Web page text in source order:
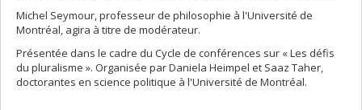
Michel Seymour, professeur de philosophie à l'Université de
Montréal, agira à titre de modérateur.
Présentée dans le cadre du Cycle de conférences sur « Les défis
du pluralisme ». Organisée par Daniela Heimpel et Saaz Taher,
doctorantes en science politique à l'Université de Montréal.